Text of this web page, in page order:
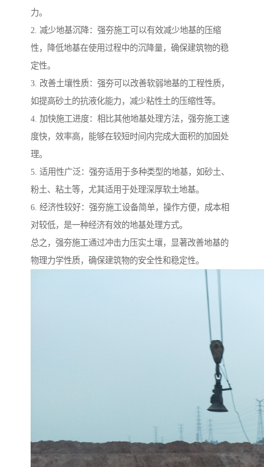
力。
2. 减少地基沉降：强夯施工可以有效减少地基的压缩
性，降低地基在使用过程中的沉降量，确保建筑物的稳
定性。
3. 改善土壤性质：强夯可以改善软弱地基的工程性质，
如提高砂土的抗液化能力，减少粘性土的压缩性等。
4. 加快施工进度：相比其他地基处理方法，强夯施工速
度快，效率高，能够在较短时间内完成大面积的加固处
理。
5. 适用性广泛：强夯适用于多种类型的地基，如砂土、
粉土、粘土等，尤其适用于处理深厚软土地基。
6. 经济性较好：强夯施工设备简单，操作方便，成本相
对较低，是一种经济有效的地基处理方式。
总之，强夯施工通过冲击力压实土壤，显著改善地基的
物理力学性质，确保建筑物的安全性和稳定性。